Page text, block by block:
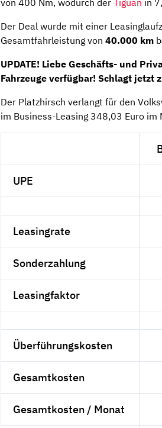
von 400 Nm, wodurch der Tiguan in
Der Deal wurde mit einer
Gesamtfahrleistung von 40.000 km
UPDATE! Liebe Geschäfts- und
Fahrzeuge verfügbar! Schlagt jetzt
Der Platzhirsch verlangt für den
im Business-Leasing 348,03 Euro im
UPE
Leasingrate
Sonderzahlung
Leasingfaktor
Überführungskosten
Gesamtkosten
Gesamtkosten / Monat